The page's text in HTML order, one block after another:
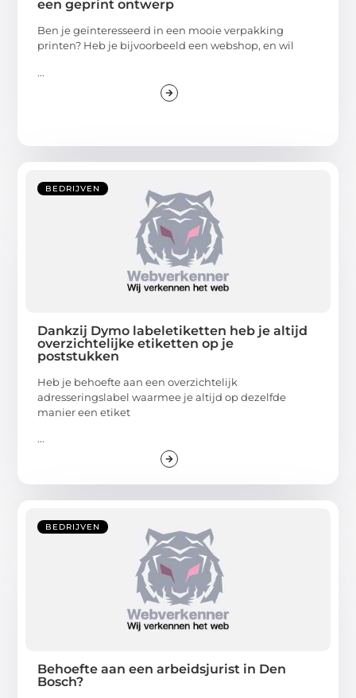
een geprint ontwerp
Ben je geïnteresseerd in een mooie verpakking
printen? Heb je bijvoorbeeld een webshop, en wil
...
BEDRIJVEN
Dankzij Dymo labeletiketten heb je altijd
overzichtelijke etiketten op je
poststukken
Heb je behoefte aan een overzichtelijk
adresseringslabel waarmee je altijd op dezelfde
manier een etiket
...
BEDRIJVEN
Behoefte aan een arbeidsjurist in Den
Bosch?